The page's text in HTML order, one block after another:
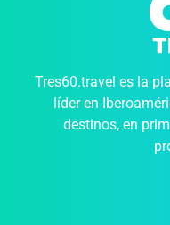
Tres60.travel es la
líder en
destinos, en